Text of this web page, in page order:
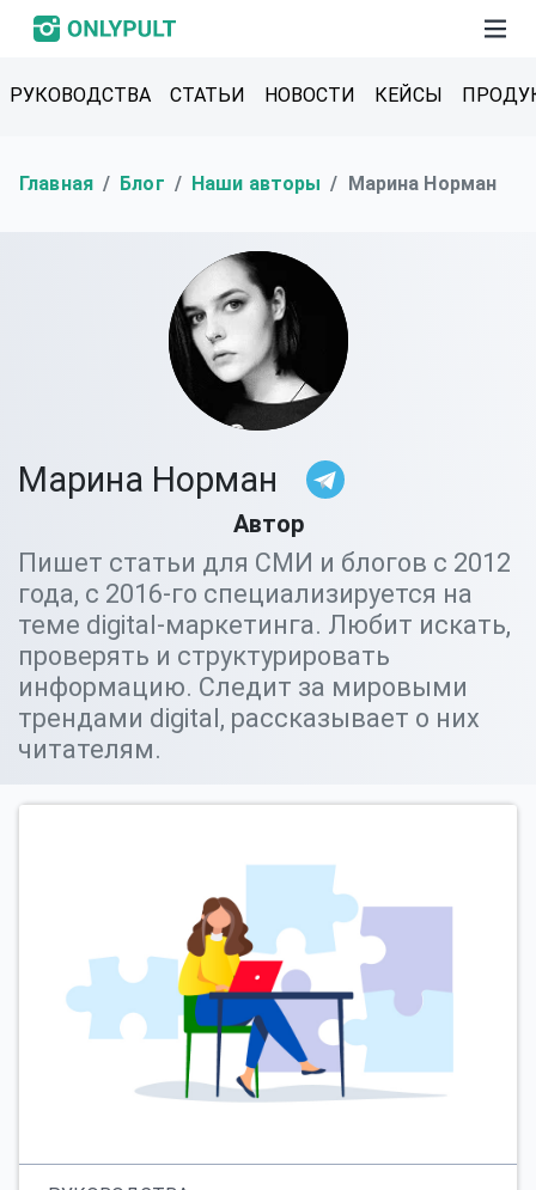
РУКОВОДСТВА СТАТЬИ НОВОСТИ КЕЙСЫ
Главная Блог Наши авторы Марина Норман
Марина Норман
Автор
Пишет статьи для СМИ и блогов с 2012
года, с 2016-го специализируется на
теме digital-маркетинга. Любит искать,
проверять и структурировать
информацию. Следит за мировыми
трендами digital, рассказывает о них
читателям.